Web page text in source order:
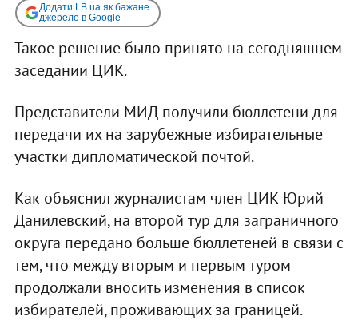
Додати LB.ua як бажане
джерело в Google
Такое решение было принято на сегодняшнем
заседании ЦИК.
Представители МИД получили бюллетени для
передачи их на зарубежные избирательные
участки дипломатической почтой.
Как объяснил журналистам член ЦИК Юрий
Данилевский, на второй тур для заграничного
округа передано больше бюллетеней в связи с
тем, что между вторым и первым туром
продолжали вносить изменения в список
избирателей, проживающих за границей.